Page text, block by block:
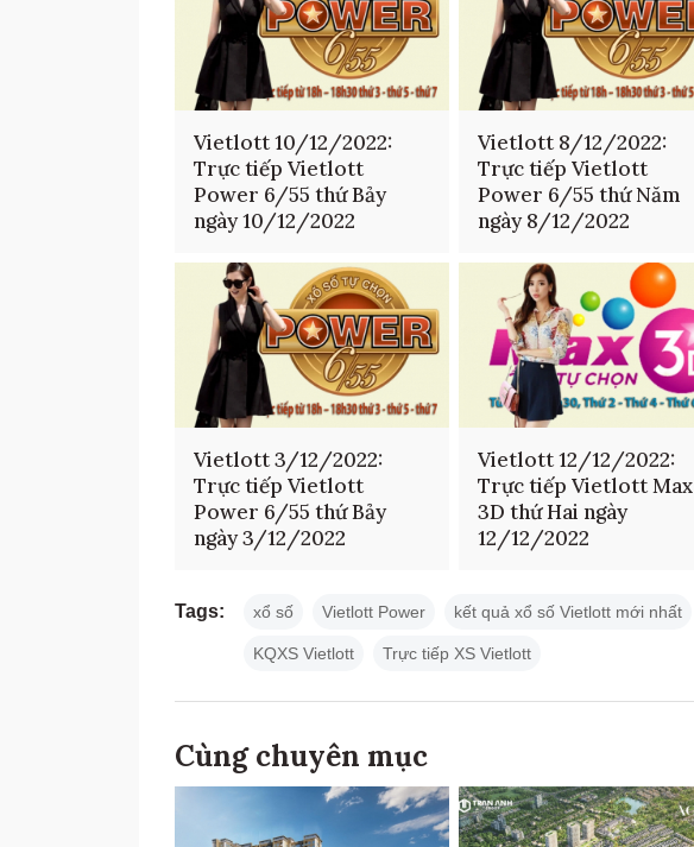
Vietlott 10/12/2022:
Trực tiếp Vietlott
Power 6/55 thứ Bảy
ngày 10/12/2022
Vietlott 8/12/2022:
Trực tiếp Vietlott
Power 6/55 thứ Năm
ngày 8/12/2022
Vietlott 3/12/2022:
Trực tiếp Vietlott
Power 6/55 thứ Bảy
ngày 3/12/2022
Vietlott 12/12/2022:
Trực tiếp Vietlott Max
3D thứ Hai ngày
12/12/2022
Tags: xổ số Vietlott Power kết quả xổ số Vietlott mới nhất
KQXS Vietlott Trực tiếp XS Vietlott
Cùng chuyên mục